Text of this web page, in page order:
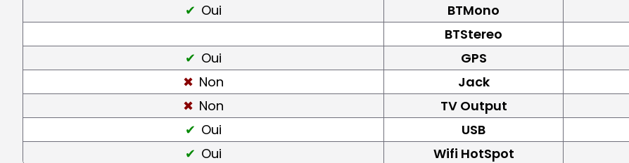
Oui
BTMono
BTStereo
Oui
GPS
Non
Jack
Non
TV Output
Oui
USB
Oui
Wifi HotSpot